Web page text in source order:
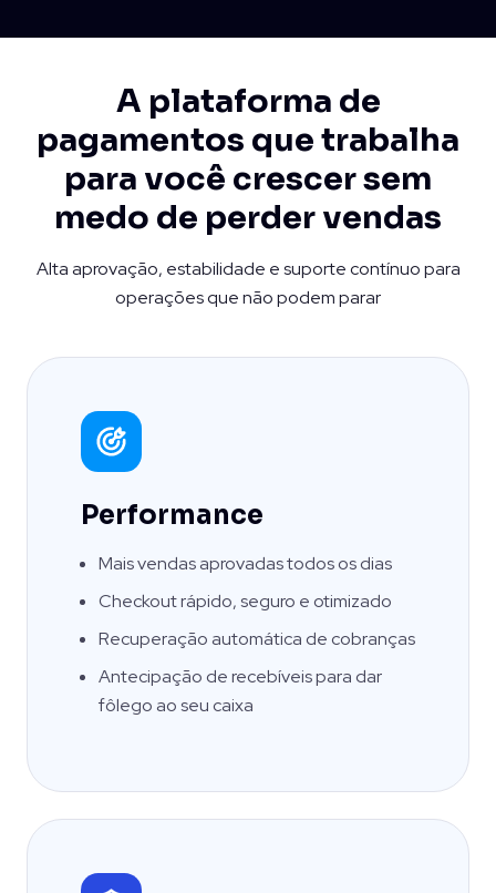
A plataforma de
pagamentos que trabalha
para você crescer sem
medo de perder vendas
Alta aprovação, estabilidade e suporte contínuo para
operações que não podem parar
Performance
Mais vendas aprovadas todos os dias
Checkout rápido, seguro e otimizado
Recuperação automática de cobranças
Antecipação de recebíveis para dar
fôlego ao seu caixa